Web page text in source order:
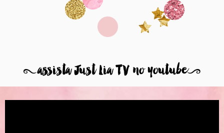
8assista Just Lia TV no youtube9